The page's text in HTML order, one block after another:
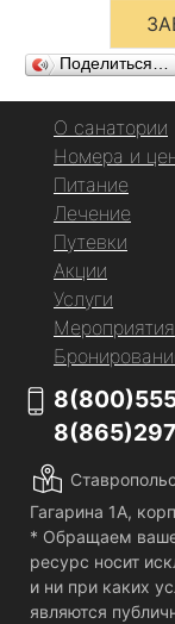
Поделиться…
О санатории
Номера и
Питание
Лечение
Путевки
Акции
Услуги
Мероприятия
Гагарина 1А,
* Обращаем ваше
ресурс носит
и ни при каких
являются